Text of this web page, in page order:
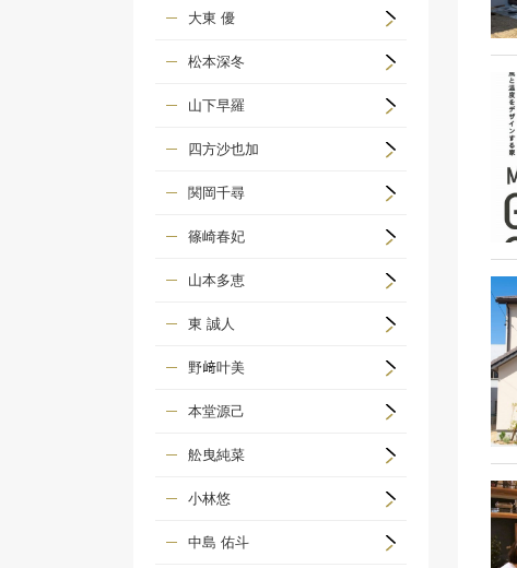
大東 優
松本深冬
山下早羅
四方沙也加
関岡千尋
篠崎春妃
山本多恵
東 誠人
野﨑叶美
本堂源己
舩曳純菜
小林悠
中島 佑斗